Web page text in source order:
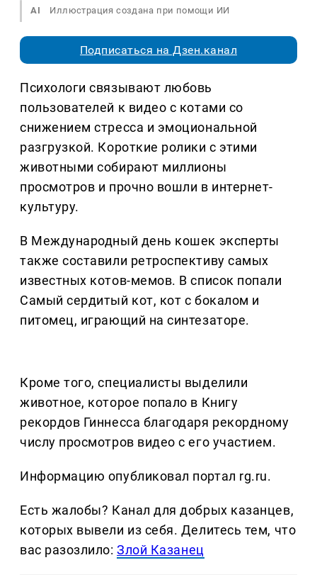
AI Иллюстрация создана при помощи ИИ
Подписаться на Дзен.канал
Психологи связывают любовь
пользователей к видео с котами со
снижением стресса и эмоциональной
разгрузкой. Короткие ролики с этими
животными собирают миллионы
просмотров и прочно вошли в интернет-
культуру.
В Международный день кошек эксперты
также составили ретроспективу самых
известных котов-мемов. В список попали
Самый сердитый кот, кот с бокалом и
питомец, играющий на синтезаторе.
Кроме того, специалисты выделили
животное, которое попало в Книгу
рекордов Гиннесса благодаря рекордному
числу просмотров видео с его участием.
Информацию опубликовал портал rg.ru.
Есть жалобы? Канал для добрых казанцев,
которых вывели из себя. Делитеcь тем, что
вас разозлило:Злой Казанец